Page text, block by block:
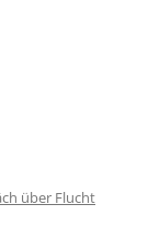
über Flucht